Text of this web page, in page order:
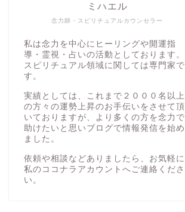
念力師・スピリチュアルカウンセラー
ミハエル
私は念力を中心にヒーリングや開運指
導・霊視・占いの活動としております。
スピリチュアル領域に関しては専門家で
す。
実績としては、これまで２０００名以上
の方々の運勢上昇のお手伝いをさせて頂
いておりますが、より多くの方を念力で
助けたいと思いブログで情報発信を始め
ました。
依頼や相談などありましたら、お気軽に
私の ココナラアカウント へご連絡くださ
い。